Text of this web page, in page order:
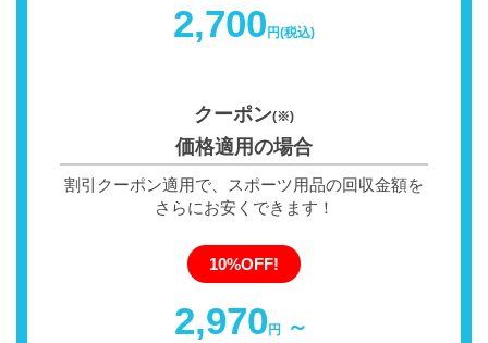
2,700円(税込)
クーポン(※)
価格適用の場合
割引クーポン適用で、スポーツ用品の回収金額を
さらにお安くできます！
10%OFF!
2,970円 ～